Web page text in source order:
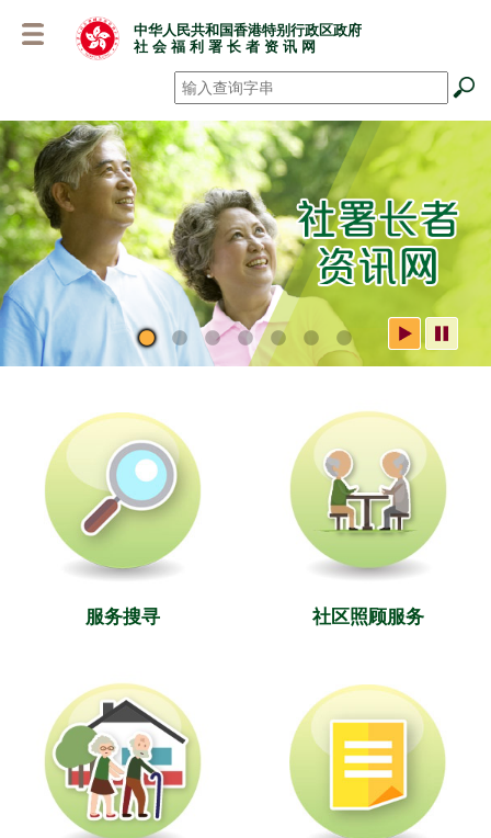
容
中华人民共和国香港特别行政区政府
社 会 福 利 署 长 者 资 讯 网
搜寻 *
社署长者资讯网
服务搜寻 社区照顾服务